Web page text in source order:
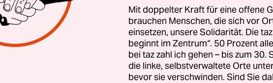
Mit doppelter Kraft für eine offene
brauchen Menschen, die sich vor
einsetzen, unsere Solidarität. Die
beginnt im Zentrum“. 50 Prozent
bei taz zahl ich gehen – bis zum
die linke, selbstverwaltete Orte
bevor sie verschwinden. Sind Sie